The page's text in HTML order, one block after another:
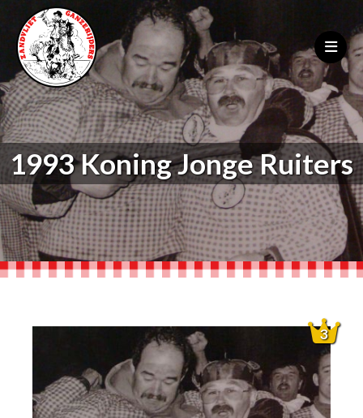
1993 Koning Jonge Ruiters
3